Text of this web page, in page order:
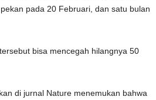
pada 20 Februari, dan satu bulan
bisa mencegah hilangnya 50
di jurnal Nature menemukan bahwa